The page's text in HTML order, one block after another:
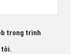
trong trình
tôi.